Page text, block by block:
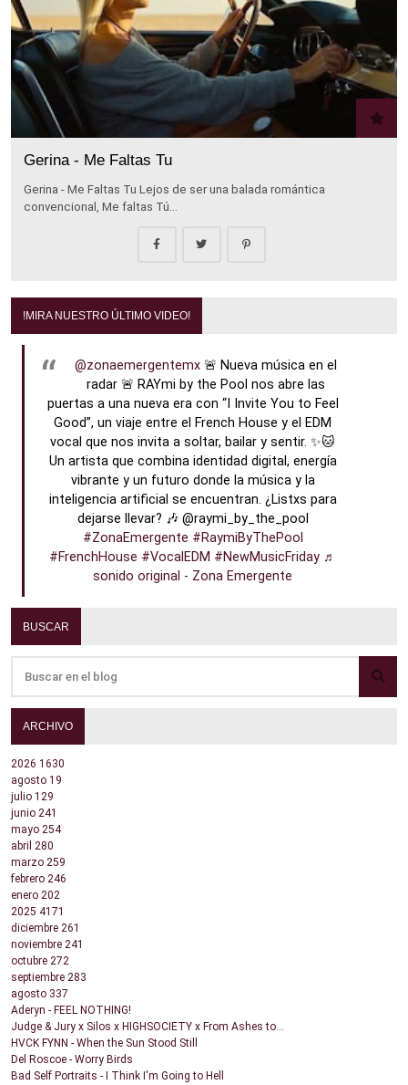
Gerina - Me Faltas Tu
Gerina - Me Faltas Tu Lejos de ser una balada romántica
convencional, Me faltas Tú…
!MIRA NUESTRO ÚLTIMO VIDEO!
@zonaemergentemx 🚨 Nueva música en el
radar 🚨 RAYmi by the Pool nos abre las
puertas a una nueva era con “I Invite You to Feel
Good”, un viaje entre el French House y el EDM
vocal que nos invita a soltar, bailar y sentir. ✨🐱
Un artista que combina identidad digital, energía
vibrante y un futuro donde la música y la
inteligencia artificial se encuentran. ¿Listxs para
dejarse llevar? 🎶 @raymi_by_the_pool
#ZonaEmergente #RaymiByThePool
#FrenchHouse #VocalEDM #NewMusicFriday ♬
sonido original - Zona Emergente
BUSCAR
ARCHIVO
2026 1630
agosto 19
julio 129
junio 241
mayo 254
abril 280
marzo 259
febrero 246
enero 202
2025 4171
diciembre 261
noviembre 241
octubre 272
septiembre 283
agosto 337
Aderyn - FEEL NOTHING!
Judge & Jury x Silos x HIGHSOCIETY x From Ashes to...
HVCK FYNN - When the Sun Stood Still
Del Roscoe - Worry Birds
Bad Self Portraits - I Think I'm Going to Hell